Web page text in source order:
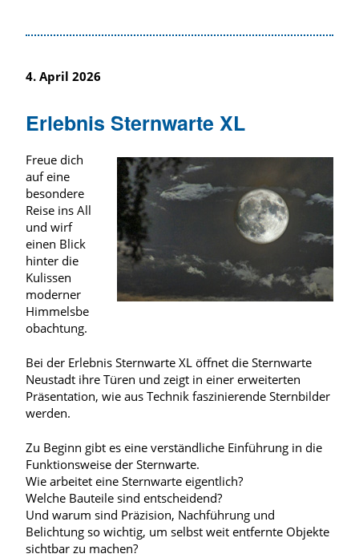
4. April 2026
Erlebnis Sternwarte XL
Freue dich
auf eine
besondere
Reise ins All
und wirf
einen Blick
hinter die
Kulissen
moderner
Himmelsbe
obachtung.
Bei der Erlebnis Sternwarte XL öffnet die Sternwarte
Neustadt ihre Türen und zeigt in einer erweiterten
Präsentation, wie aus Technik faszinierende Sternbilder
werden.
Zu Beginn gibt es eine verständliche Einführung in die
Funktionsweise der Sternwarte.
Wie arbeitet eine Sternwarte eigentlich?
Welche Bauteile sind entscheidend?
Und warum sind Präzision, Nachführung und
Belichtung so wichtig, um selbst weit entfernte Objekte
sichtbar zu machen?